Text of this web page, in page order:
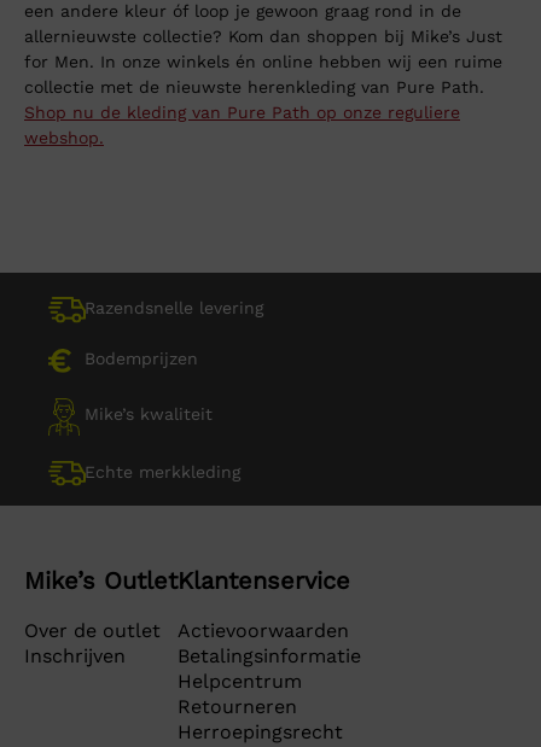
een andere kleur óf loop je gewoon graag rond in de
allernieuwste collectie? Kom dan shoppen bij Mike’s Just
for Men. In onze winkels én online hebben wij een ruime
collectie met de nieuwste herenkleding van Pure Path.
Shop nu de kleding van Pure Path op onze reguliere
webshop.
Razendsnelle levering
Bodemprijzen
Mike’s kwaliteit
Echte merkkleding
Mike’s Outlet
Over de outlet
Inschrijven
Klantenservice
Actievoorwaarden
Betalingsinformatie
Helpcentrum
Retourneren
Herroepingsrecht